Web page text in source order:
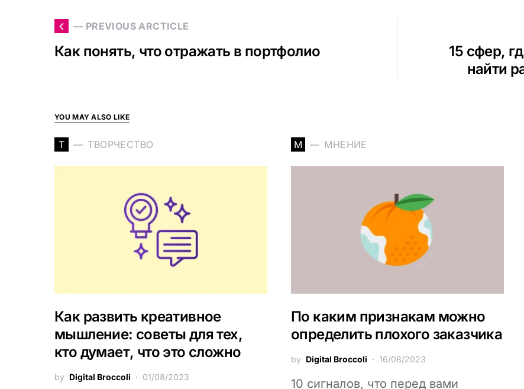
— PREVIOUS ARCTICLE
Как понять, что отражать в портфолио
15 сфер,
найти
YOU MAY ALSO LIKE
Т ТВОРЧЕСТВО
Как развить креативное
мышление: советы для тех,
кто думает, что это сложно
by Digital Broccoli 01/08/2023
М МНЕНИЕ
По каким признакам можно
определить плохого заказчика
by Digital Broccoli 16/08/2023
10 сигналов, что перед вами